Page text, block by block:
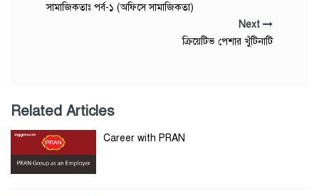
সামাজিকতাঃ পর্ব-১ (অফিসে সামাজিকতা)
Next
ক্রিয়েটিভ পেশার খুঁটিনাটি
Related Articles
Career with PRAN